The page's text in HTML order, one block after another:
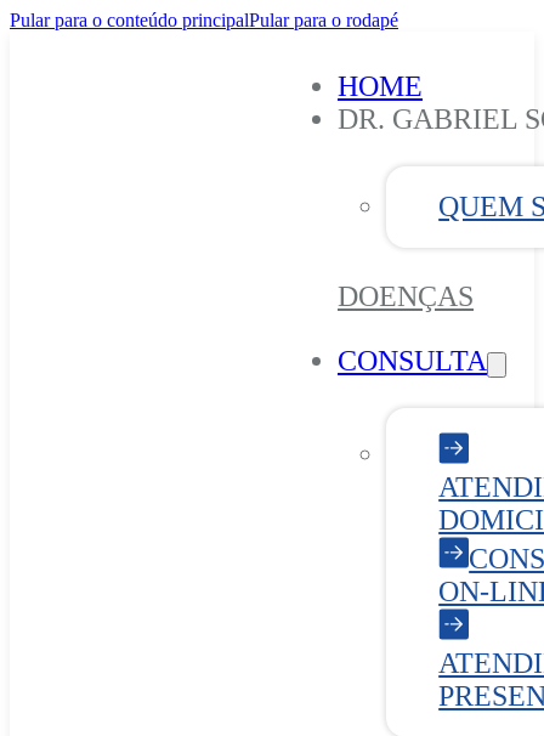
Pular para o conteúdo principalPular para o rodapé
HOME
DR. GABRIEL
QUEM
DOENÇAS
CONSULTA
ON-